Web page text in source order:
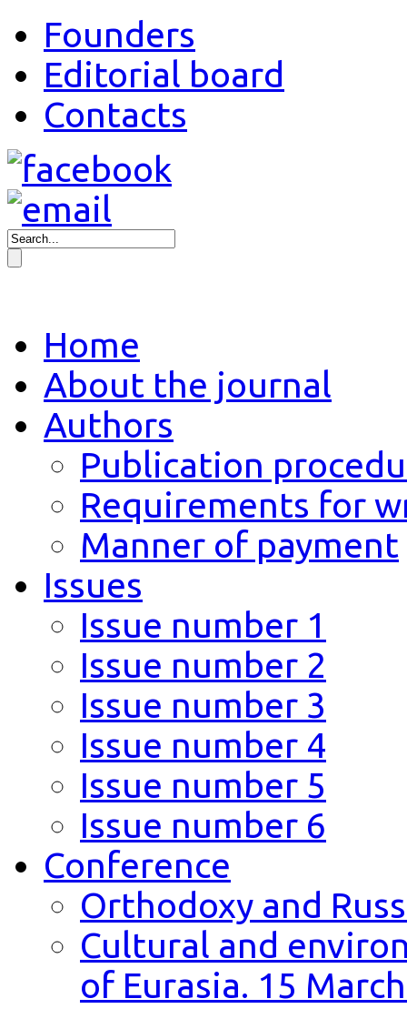
Founders
Editorial board
Contacts
Home
About the journal
Authors
Publication
Requirements for
Manner of payment
Issues
Issue number 1
Issue number 2
Issue number 3
Issue number 4
Issue number 5
Issue number 6
Conference
Orthodoxy and
Cultural and
of Eurasia. 15